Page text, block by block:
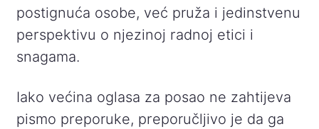
postignuća osobe, već pruža i jedinstvenu
perspektivu o njezinoj radnoj etici i
snagama.
Iako većina oglasa za posao ne zahtijeva
pismo preporuke, preporučljivo je da ga